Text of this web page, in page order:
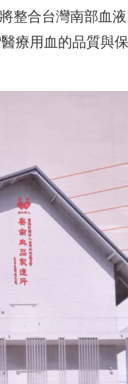
整合台灣南部血液
療用血的品質與保